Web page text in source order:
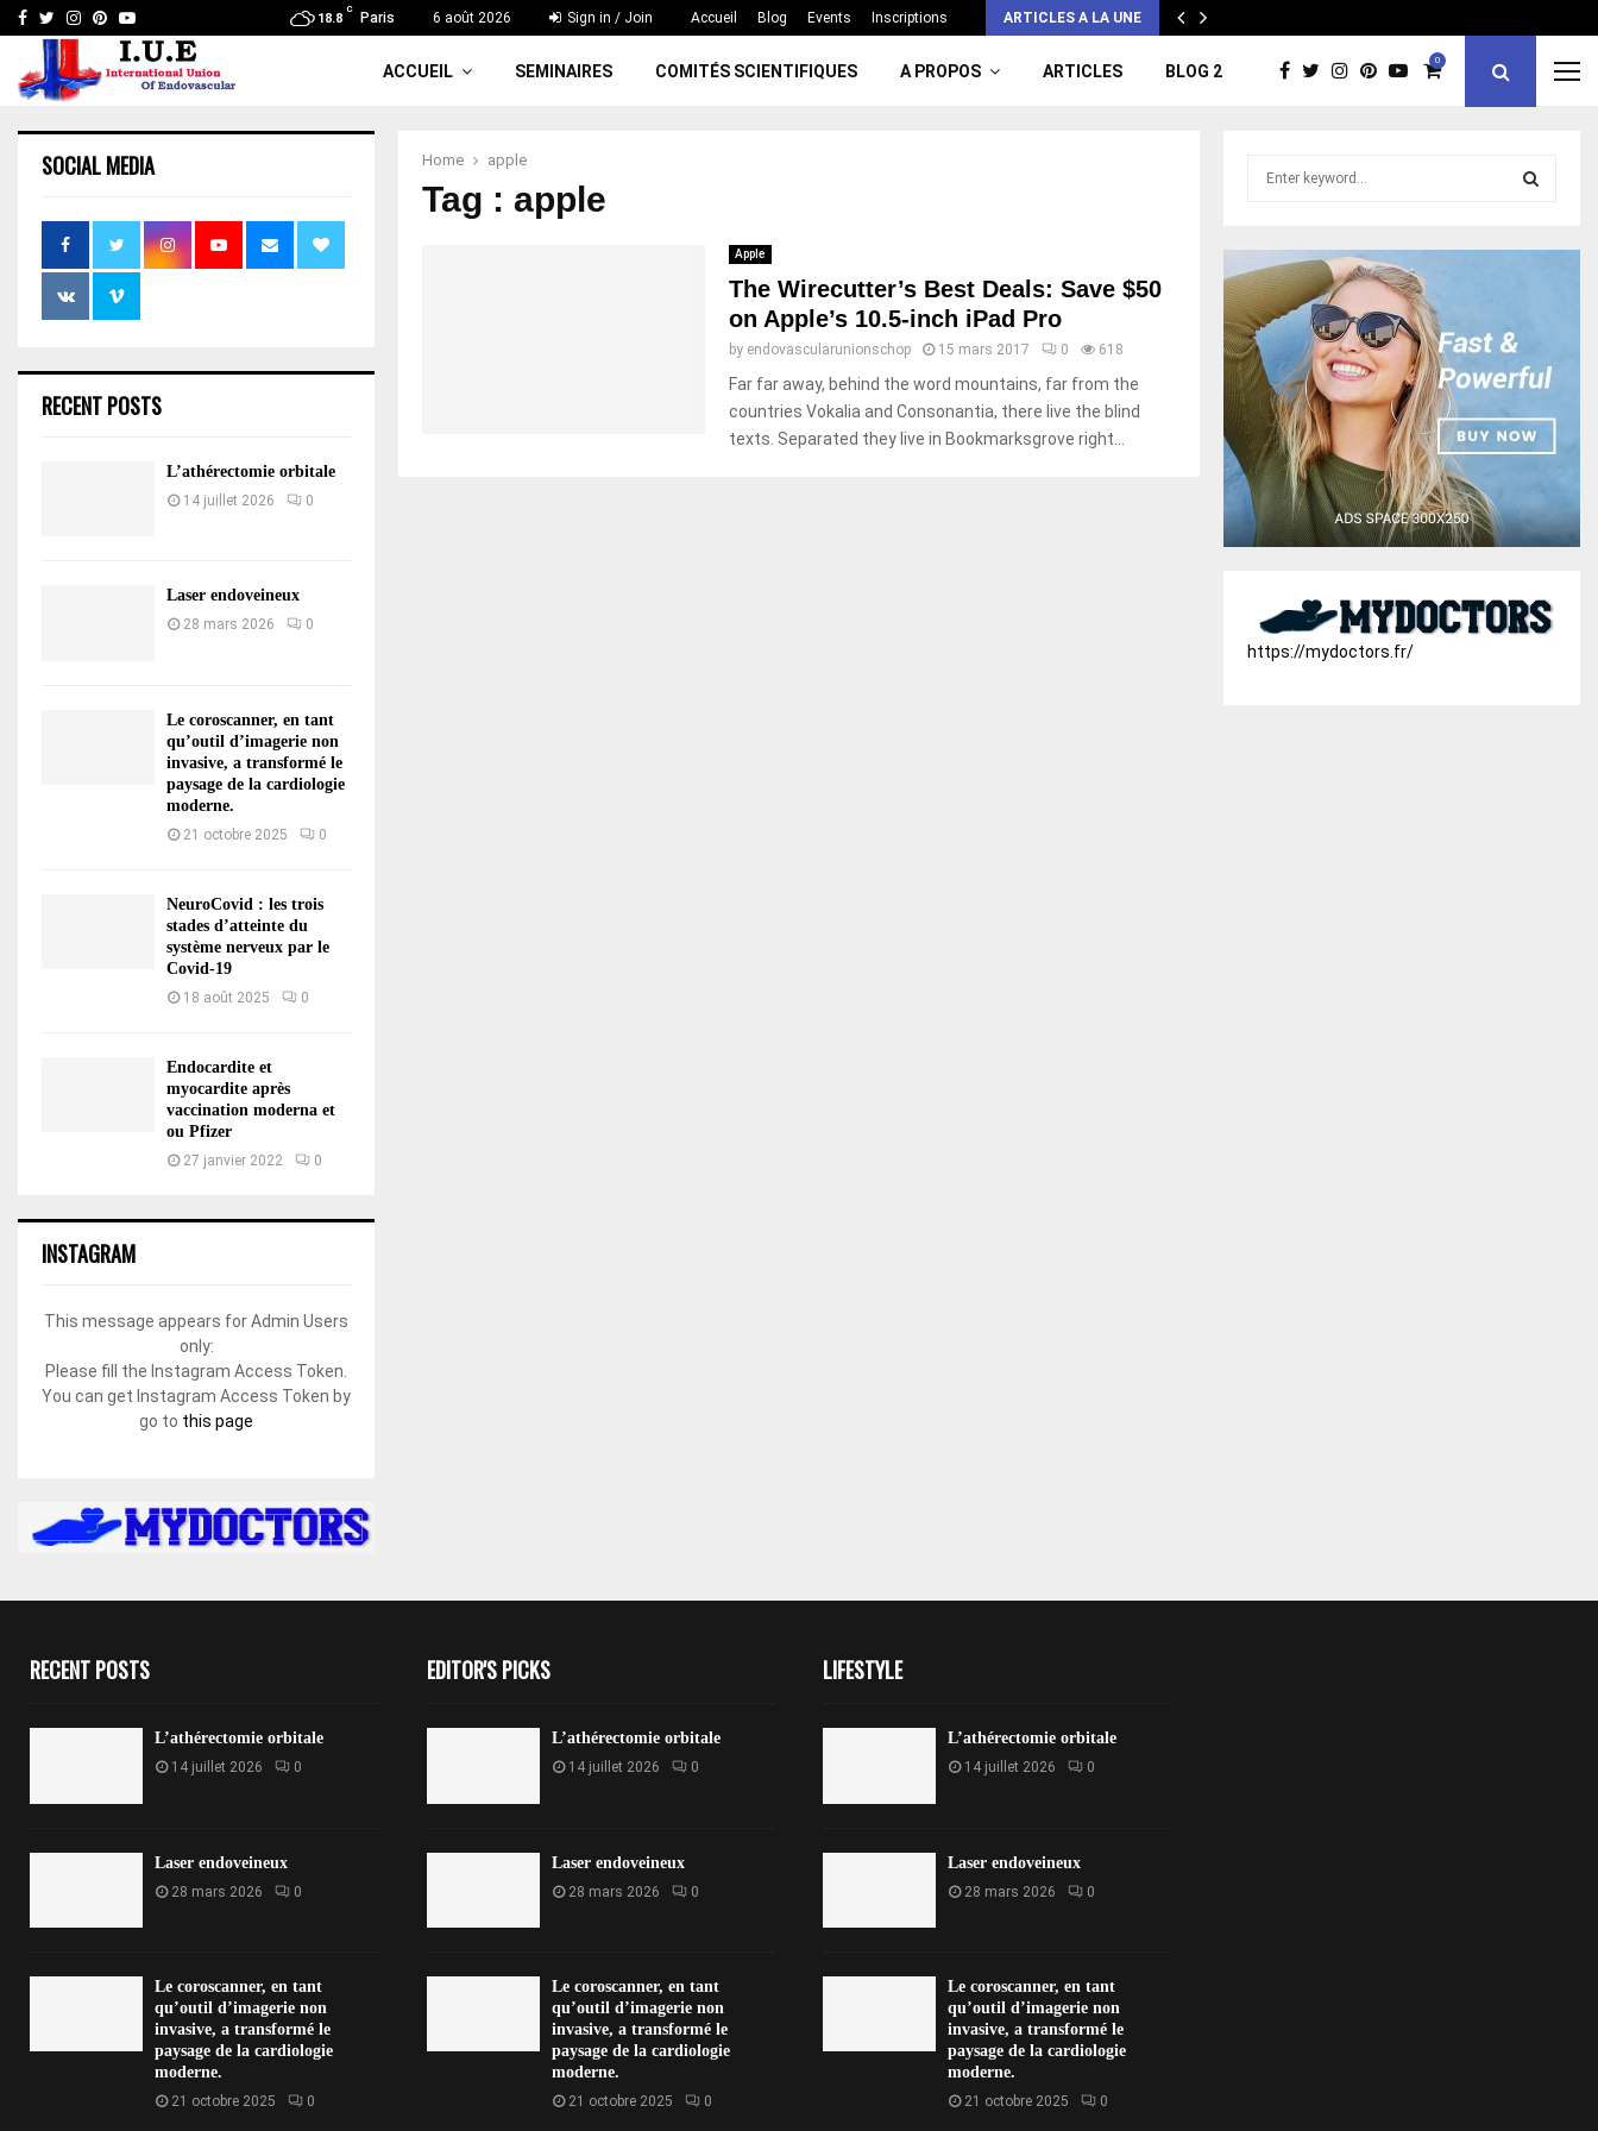
Facebook
Twitter
Instagram
Pinterest
Youtube 18.8
C
Paris 6 août 2026 Sign in / Join Accueil Blog Events Inscriptions ARTICLES A LA UNE
0
ACCUEIL SEMINAIRES COMITÉS SCIENTIFIQUES A PROPOS ARTICLES BLOG 2
Home apple
Tag : apple
Apple
The Wirecutter’s Best Deals: Save $50
on Apple’s 10.5-inch iPad Pro
by endovascularunionschop 15 mars 2017 0 618
Far far away, behind the word mountains, far from the
countries Vokalia and Consonantia, there live the blind
texts. Separated they live in Bookmarksgrove right...
SOCIAL MEDIA
RECENT POSTS
L’athérectomie orbitale
14 juillet 2026 0
Laser endoveineux
28 mars 2026 0
Le coroscanner, en tant
qu’outil d’imagerie non
invasive, a transformé le
paysage de la cardiologie
moderne.
21 octobre 2025 0
NeuroCovid : les trois
stades d’atteinte du
système nerveux par le
Covid-19
18 août 2025 0
Endocardite et
myocardite après
vaccination moderna et
ou Pfizer
27 janvier 2022 0
INSTAGRAM
This message appears for Admin Users
only:
Please fill the Instagram Access Token.
You can get Instagram Access Token by
go to this page
c
h
f
o
r
:
R
C
https://mydoctors.fr/
RECENT POSTS
L’athérectomie orbitale
14 juillet 2026 0
Laser endoveineux
28 mars 2026 0
Le coroscanner, en tant
qu’outil d’imagerie non
invasive, a transformé le
paysage de la cardiologie
moderne.
21 octobre 2025 0
EDITOR'S PICKS
L’athérectomie orbitale
14 juillet 2026 0
Laser endoveineux
28 mars 2026 0
Le coroscanner, en tant
qu’outil d’imagerie non
invasive, a transformé le
paysage de la cardiologie
moderne.
21 octobre 2025 0
LIFESTYLE
L’athérectomie orbitale
14 juillet 2026 0
Laser endoveineux
28 mars 2026 0
Le coroscanner, en tant
qu’outil d’imagerie non
invasive, a transformé le
paysage de la cardiologie
moderne.
21 octobre 2025 0